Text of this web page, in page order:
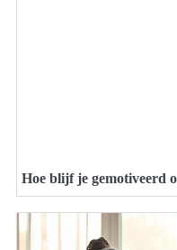
Hoe blijf je gemotiveerd